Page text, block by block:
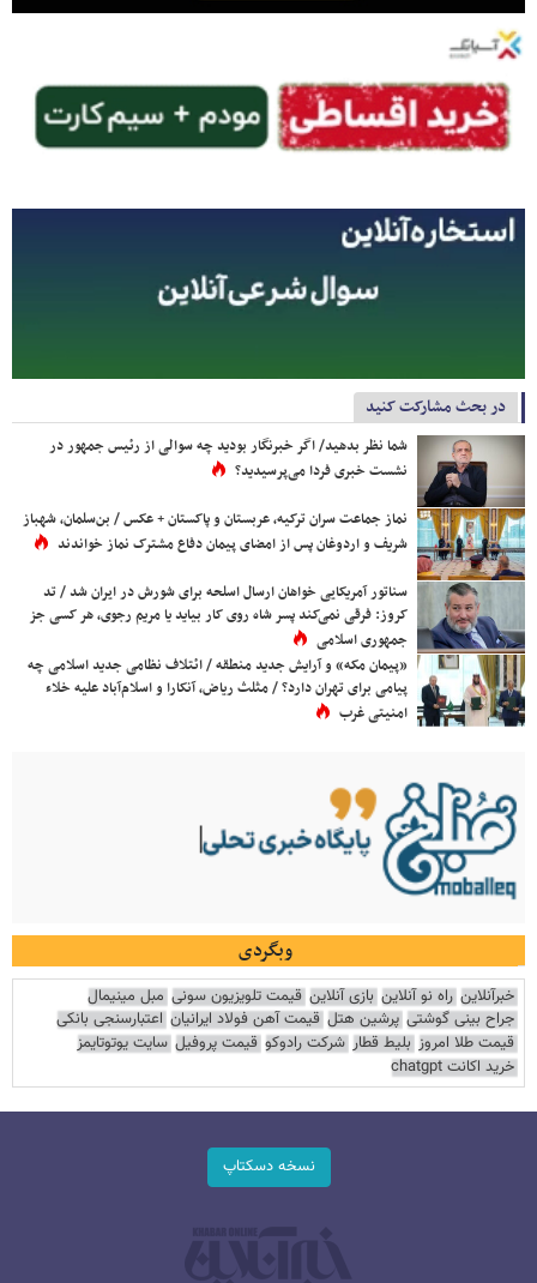
در بحث مشارکت کنید
شما نظر بدهید/ اگر خبرنگار بودید چه سوالی از رئیس جمهور در
نشست خبری فردا می‌پرسیدید؟
نماز جماعت سران ترکیه، عربستان و پاکستان + عکس / بن‌سلمان، شهباز
شریف و اردوغان پس از امضای پیمان دفاع مشترک نماز خواندند
سناتور آمریکایی خواهان ارسال اسلحه برای شورش در ایران شد / تد
کروز: فرقی نمی‌کند پسر شاه روی کار بیاید یا مریم رجوی، هر کسی جز
جمهوری اسلامی
«پیمان مکه» و آرایش جدید منطقه / ائتلاف نظامی جدید اسلامی چه
پیامی برای تهران دارد؟ / مثلث ریاض، آنکارا و اسلام‌آباد علیه خلاء
امنیتی غرب
وبگردی
خبرآنلاین راه نو آنلاین بازی آنلاین قیمت تلویزیون سونی مبل مینیمال
جراح بینی گوشتی پرشین هتل قیمت آهن فولاد ایرانیان اعتبارسنجی بانکی
قیمت طلا امروز بلیط قطار شرکت رادوکو قیمت پروفیل سایت یوتوتایمز
خرید اکانت chatgpt
نسخه دسکتاپ